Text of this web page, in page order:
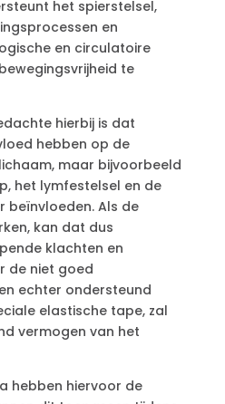
het spierstelsel,
en
en circulatoire
te
hierbij is dat
hebben op de
maar bijvoorbeeld
het lymfestelsel en de
beïnvloeden. Als de
kan dat dus
klachten en
de niet goed
echter ondersteund
elastische tape, zal
vermogen van het
hebben hiervoor de